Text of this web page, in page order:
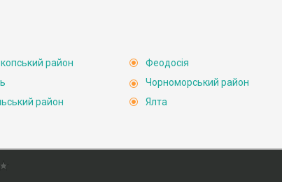
район
район
Феодосія
Чорноморський район
Ялта